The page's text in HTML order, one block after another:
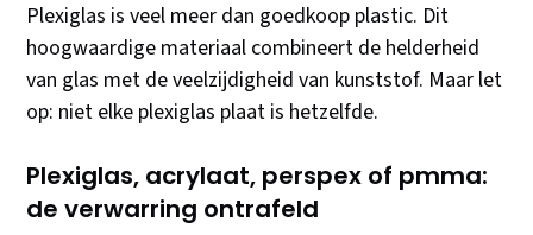
Plexiglas is veel meer dan goedkoop plastic. Dit
hoogwaardige materiaal combineert de helderheid
van glas met de veelzijdigheid van kunststof. Maar let
op: niet elke plexiglas plaat is hetzelfde.
Plexiglas, acrylaat, perspex of pmma:
de verwarring ontrafeld